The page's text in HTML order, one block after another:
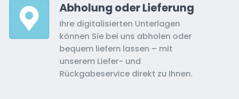
Abholung oder Lieferung
Ihre digitalisierten Unterlagen
können Sie bei uns abholen oder
bequem liefern lassen – mit
unserem Liefer- und
Rückgabeservice direkt zu Ihnen.